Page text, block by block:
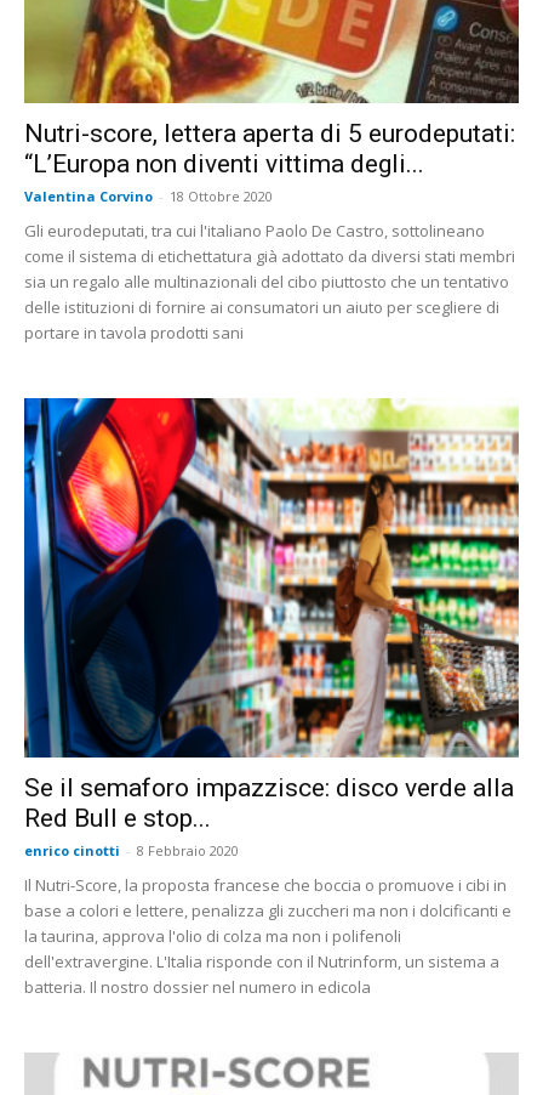
Nutri-score, lettera aperta di 5 eurodeputati:
“L’Europa non diventi vittima degli...
Valentina Corvino - 18 Ottobre 2020
Gli eurodeputati, tra cui l'italiano Paolo De Castro, sottolineano
come il sistema di etichettatura già adottato da diversi stati membri
sia un regalo alle multinazionali del cibo piuttosto che un tentativo
delle istituzioni di fornire ai consumatori un aiuto per scegliere di
portare in tavola prodotti sani
Se il semaforo impazzisce: disco verde alla
Red Bull e stop...
enrico cinotti - 8 Febbraio 2020
Il Nutri-Score, la proposta francese che boccia o promuove i cibi in
base a colori e lettere, penalizza gli zuccheri ma non i dolcificanti e
la taurina, approva l'olio di colza ma non i polifenoli
dell'extravergine. L'Italia risponde con il Nutrinform, un sistema a
batteria. Il nostro dossier nel numero in edicola